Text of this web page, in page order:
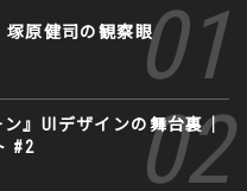
塚原健司の観察眼
』UIデザインの舞台裏｜
#2